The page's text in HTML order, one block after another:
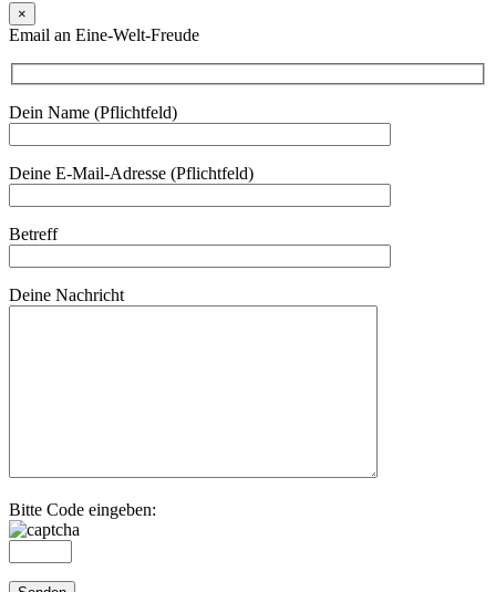
×
Email an Eine-Welt-Freude
Dein Name (Pflichtfeld)
Deine E-Mail-Adresse (Pflichtfeld)
Betreff
Deine Nachricht
Bitte Code eingeben: